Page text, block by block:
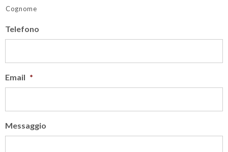
Cognome
Telefono
Email *
Messaggio